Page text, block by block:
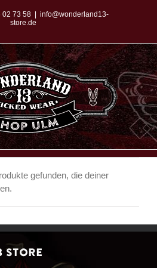
02 73 58
info@wonderland13-
store.de
gefunden, die deiner
STORE